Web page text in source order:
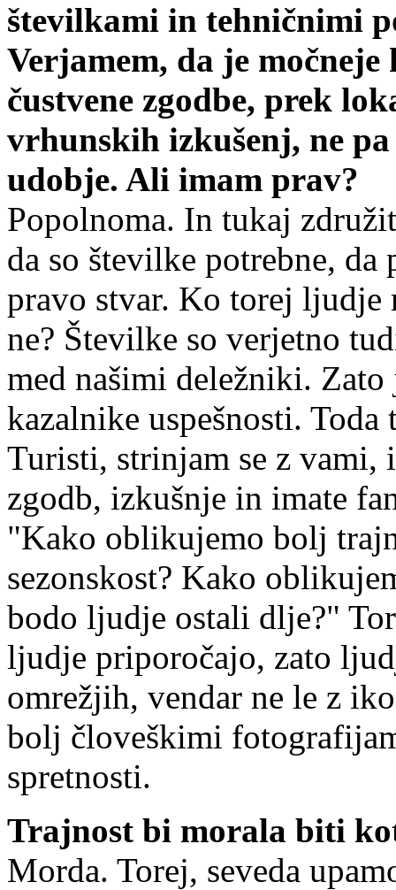
številkami in tehničnimi
Verjamem, da je
čustvene zgodbe, prek
vrhunskih izkušenj, ne
udobje. Ali imam prav?
Popolnoma. In tukaj
da so številke potrebne,
pravo stvar. Ko torej ljudje
ne? Številke so verjetno
med našimi deležniki.
kazalnike uspešnosti.
Turisti, strinjam se z vami,
zgodb, izkušnje in imate
"Kako oblikujemo bolj
sezonskost? Kako
bodo ljudje ostali dlje?"
ljudje priporočajo, zato
omrežjih, vendar ne le z
bolj človeškimi
spretnosti.
Trajnost bi morala biti
Morda. Torej, seveda